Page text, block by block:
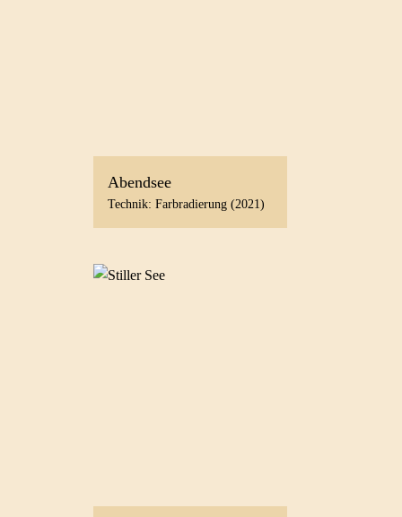
Abendsee
Technik: Farbradierung (2021)